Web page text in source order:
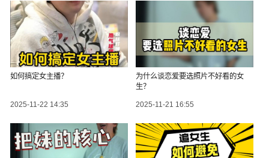
如何搞定女主播？
2025-11-22 14:35
为什么谈恋爱要选照片不好看的女
生？
2025-11-21 16:55